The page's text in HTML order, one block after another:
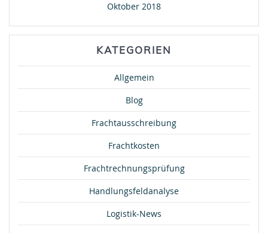
Oktober 2018
KATEGORIEN
Allgemein
Blog
Frachtausschreibung
Frachtkosten
Frachtrechnungsprüfung
Handlungsfeldanalyse
Logistik-News